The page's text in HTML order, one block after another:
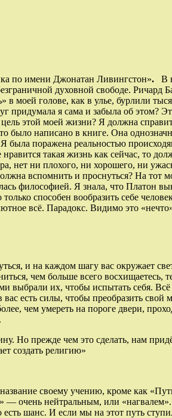
по имени Джонатан Ливингстон».
В
духовной свободе. Ричард
моей голове, как в улье, бурлили
придумала я сама и забыла об
цель этой моей жизни? Я должна
было написано в книге. Она
была поражена реальностью
такая жизнь как сейчас, то
нет ни плохого, ни хорошего, ни
вспомнить и проснуться? На
философией. Я знала, что Платон
только способен вообразить себе
всё. Парадокс. Видимо это
и на каждом шагу вас окружает
чем больше всего восхищаетесь,
выбрали их, чтобы испытать себя.
есть силы, чтобы преобразить
чем умереть на пороге двери,
Но прежде чем это сделать, нам
создать религию»
своему учению, кроме как
очень нейтральным, или
шанс. И если мы на этот путь